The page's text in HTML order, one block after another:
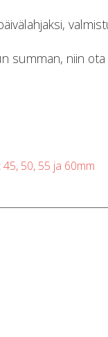
summan, niin
50, 55 ja 60mm